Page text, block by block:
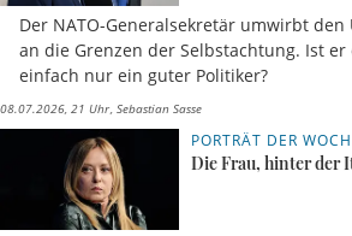
Der NATO-Generalsekretär umwirbt den
an die Grenzen der Selbstachtung. Ist
einfach nur ein guter Politiker?
08.07.2026, 21 Uhr Sebastian Sasse
PORTRÄT DER
Die Frau, hinter der